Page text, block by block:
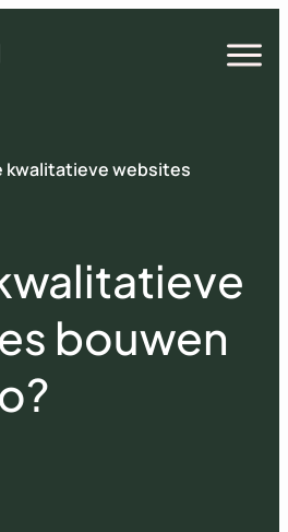
Open
kwalitatieve websites
bouwen